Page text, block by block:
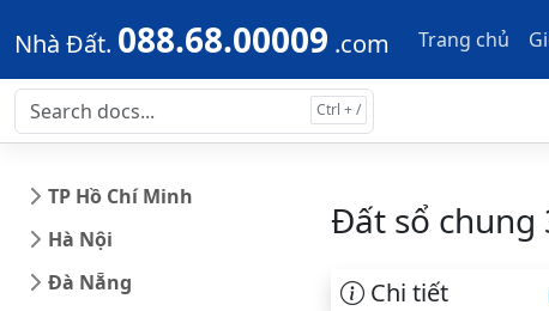
Skip to main content Skip to docs navigation
Nhà Đất. 088.68.00009 .com Trang chủ
TP Hồ Chí Minh
Hà Nội
Đà Nẵng
Đất sổ chung
Chi tiết